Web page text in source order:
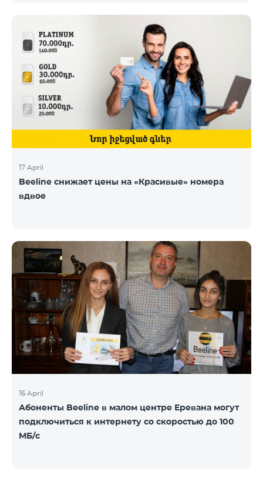
17 April
Beeline снижает цены на «Красивые» номера
вдвое
16 April
Абоненты Beeline в малом центре Еревана могут
подключиться к интернету со скоростью до 100
МБ/с